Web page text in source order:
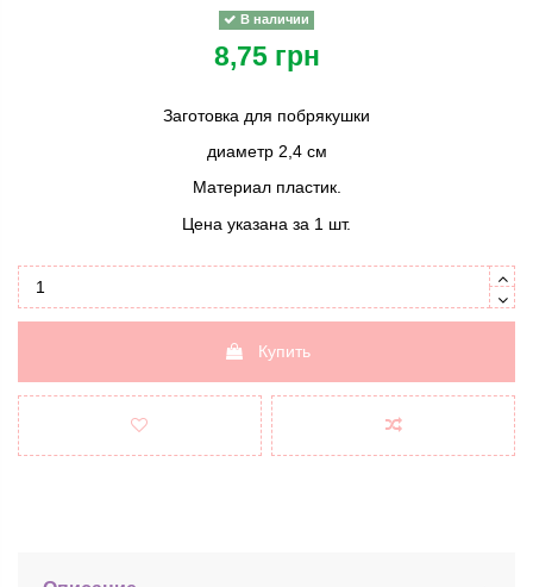
В наличии
8,75 грн
Заготовка для побрякушки
диаметр 2,4 см
Материал пластик.
Цена указана за 1 шт.
Купить